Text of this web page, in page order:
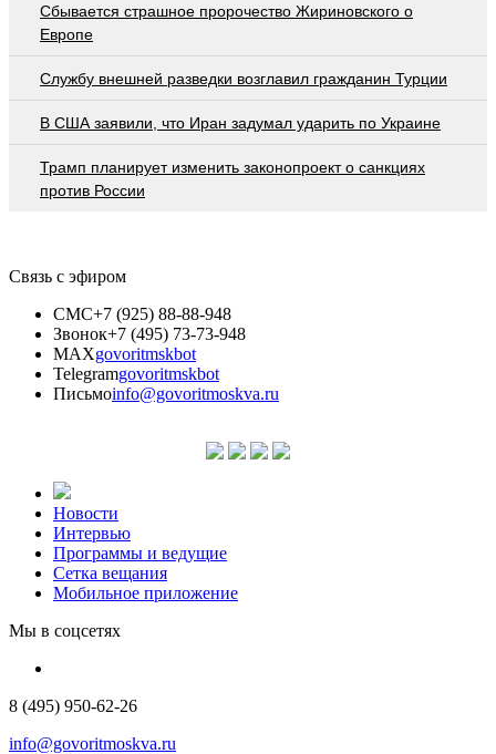
Сбывается страшное пророчество Жириновского о
Европе
Службу внешней разведки возглавил гражданин Турции
В США заявили, что Иран задумал ударить по Украине
Трамп планирует изменить законопроект о санкциях
против России
Связь с эфиром
СМС+7 (925) 88-88-948
Звонок+7 (495) 73-73-948
MAXgovoritmskbot
Telegramgovoritmskbot
Письмоinfo@govoritmoskva.ru
Новости
Интервью
Программы и ведущие
Сетка вещания
Мобильное приложение
Мы в соцсетях
8 (495) 950-62-26
info@govoritmoskva.ru